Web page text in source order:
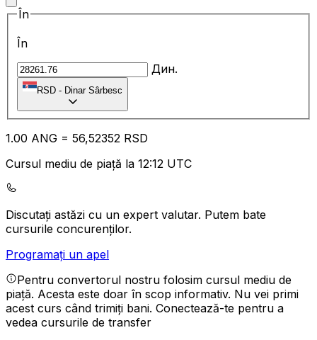
În
În
Дин.
RSD - Dinar Sârbesc
1.00 ANG = 56,52352 RSD
Cursul mediu de piață la 12:12 UTC
Discutați astăzi cu un expert valutar. Putem bate
cursurile concurenților.
Programați un apel
Pentru convertorul nostru folosim cursul mediu de
piață. Acesta este doar în scop informativ. Nu vei primi
acest curs când trimiți bani. Conectează-te pentru a
vedea cursurile de transfer